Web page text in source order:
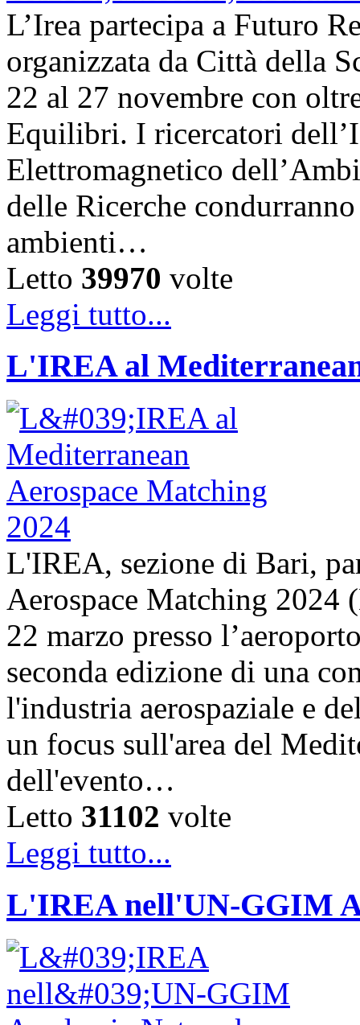
L’Irea partecipa a Futuro
organizzata da Città della
22 al 27 novembre con
Equilibri. I ricercatori
Elettromagnetico
delle Ricerche
ambienti…
Letto 39970 volte
Leggi tutto...
L'IREA al
L'IREA, sezione di Bari,
Aerospace Matching
22 marzo presso
seconda edizione di una
l'industria aerospaziale e
un focus sull'area del
dell'evento…
Letto 31102 volte
Leggi tutto...
L'IREA nell'UN-GGIM